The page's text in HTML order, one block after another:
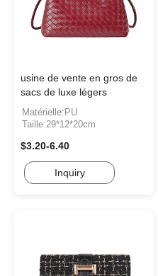
usine de vente en gros de
sacs de luxe légers
Matérielle:PU
Taille:29*12*20cm
$3.20-6.40
Inquiry